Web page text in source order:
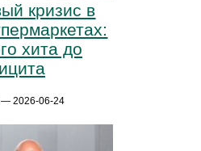
кризис в
хита до
— 2026-06-24